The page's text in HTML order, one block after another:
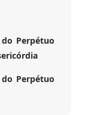
Perpétuo
Perpétuo